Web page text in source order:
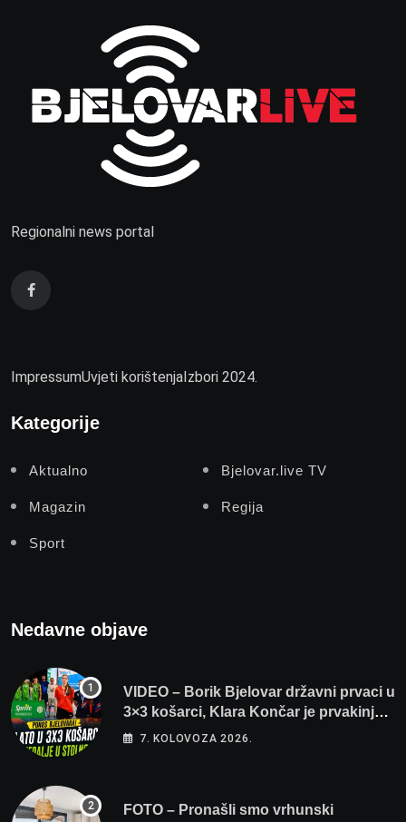
Regionalni news portal
ImpressumUvjeti korištenjaIzbori 2024.
Kategorije
Aktualno Bjelovar.live TV
Magazin Regija
Sport
Nedavne objave
VIDEO – Borik Bjelovar državni prvaci u
3×3 košarci, Klara Končar je prvakinja
Hrvatske u stolnom tenisu!
7. KOLOVOZA 2026.
FOTO – Pronašli smo vrhunski